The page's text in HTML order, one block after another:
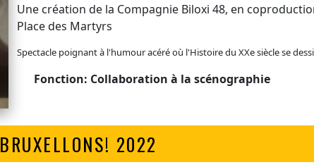
Une création de la Compagnie Biloxi 48, en
Place des Martyrs
Spectacle poignant à l'humour acéré où l'Histoire du XXe siècle se
Fonction: Collaboration à la scénographie
BRUXELLONS! 2022